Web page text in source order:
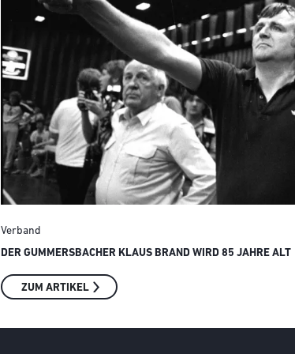
Verband
DER GUMMERSBACHER KLAUS BRAND WIRD 85 JAHRE ALT
ZUM ARTIKEL